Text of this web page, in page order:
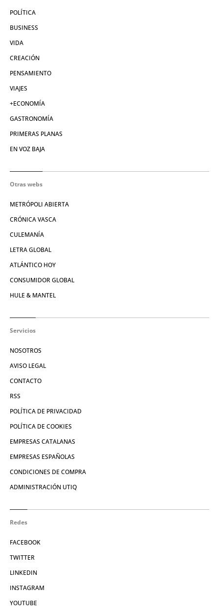
POLÍTICA
BUSINESS
VIDA
CREACIÓN
PENSAMIENTO
VIAJES
+ECONOMÍA
GASTRONOMÍA
PRIMERAS PLANAS
EN VOZ BAJA
Otras webs
METRÓPOLI ABIERTA
CRÓNICA VASCA
CULEMANÍA
LETRA GLOBAL
ATLÁNTICO HOY
CONSUMIDOR GLOBAL
HULE & MANTEL
Servicios
NOSOTROS
AVISO LEGAL
CONTACTO
RSS
POLÍTICA DE PRIVACIDAD
POLÍTICA DE COOKIES
EMPRESAS CATALANAS
EMPRESAS ESPAÑOLAS
CONDICIONES DE COMPRA
ADMINISTRACIÓN UTIQ
Redes
FACEBOOK
TWITTER
LINKEDIN
INSTAGRAM
YOUTUBE